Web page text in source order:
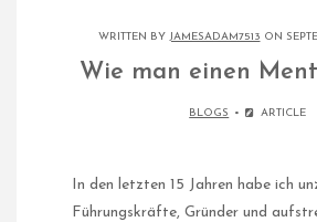
WRITTEN BY JAMESADAM7513 ON
Wie man einen
BLOGS ARTICLE
In den letzten 15 Jahren habe ich
Führungskräfte, Gründer und